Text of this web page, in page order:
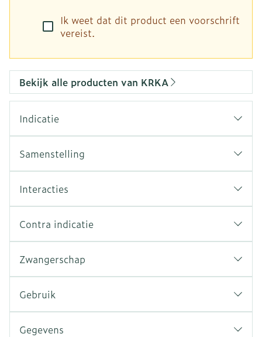
Ik weet dat dit product een voorschrift
vereist.
Bekijk alle producten van KRKA
Indicatie
Samenstelling
Interacties
Contra indicatie
Zwangerschap
Gebruik
Gegevens